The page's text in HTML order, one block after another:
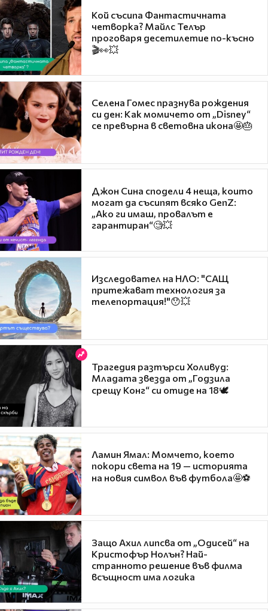
Кой съсипа Фантастичната
четворка? Майлс Телър
проговаря десетилетие по-късно
🎬👀💥
Селена Гомес празнува рождения
си ден: Как момичето от „Disney“
се превърна в световна икона🤩🎂
Джон Сина сподели 4 неща, които
могат да съсипят всяко GenZ:
„Ако ги имаш, провалът е
гарантиран“🧐💥
Изследовател на НЛО: "САЩ
притежават технология за
телепортация!"😯💥
Трагедия разтърси Холивуд:
Младата звезда от „Годзила
срещу Конг“ си отиде на 18🕊️
Ламин Ямал: Момчето, което
покори света на 19 — историята
на новия символ във футбола🤩⚽
Защо Ахил липсва от „Одисей“ на
Кристофър Нолън? Най-
странното решение във филма
всъщност има логика